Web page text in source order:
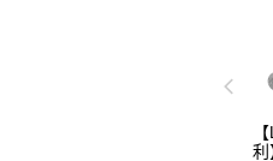
利